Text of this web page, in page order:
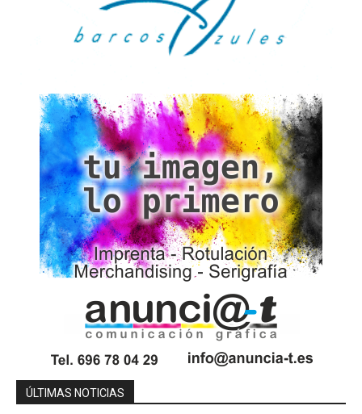
ÚLTIMAS NOTICIAS